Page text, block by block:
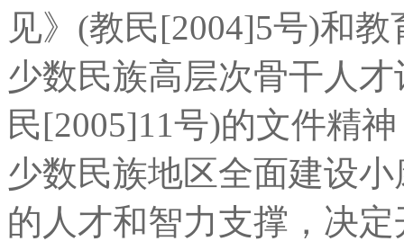
见》(教民[2004]5号)和
少数民族高层次骨干人
民[2005]11号)的文件精
少数民族地区全面建设
的人才和智力支撑，决